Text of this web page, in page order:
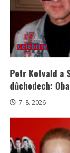
Celebrity
Petr Kotvald a
důchodech:
7. 8. 2026